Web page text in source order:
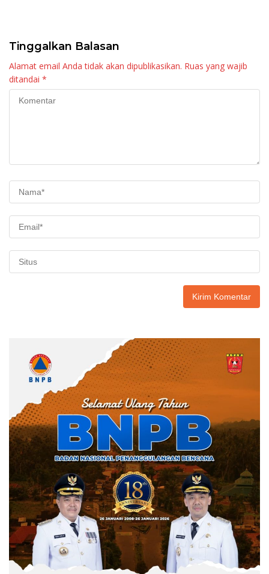
Tinggalkan Balasan
Alamat email Anda tidak akan dipublikasikan. Ruas yang wajib
ditandai *